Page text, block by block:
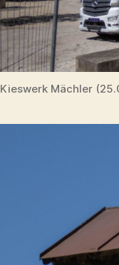
Kieswerk Mächler